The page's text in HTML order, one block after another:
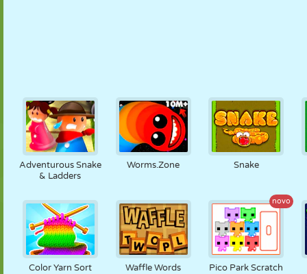
Adventurous Snake
& Ladders
Worms.Zone Snake
Color Yarn Sort Waffle Words
novo
Pico Park Scratch